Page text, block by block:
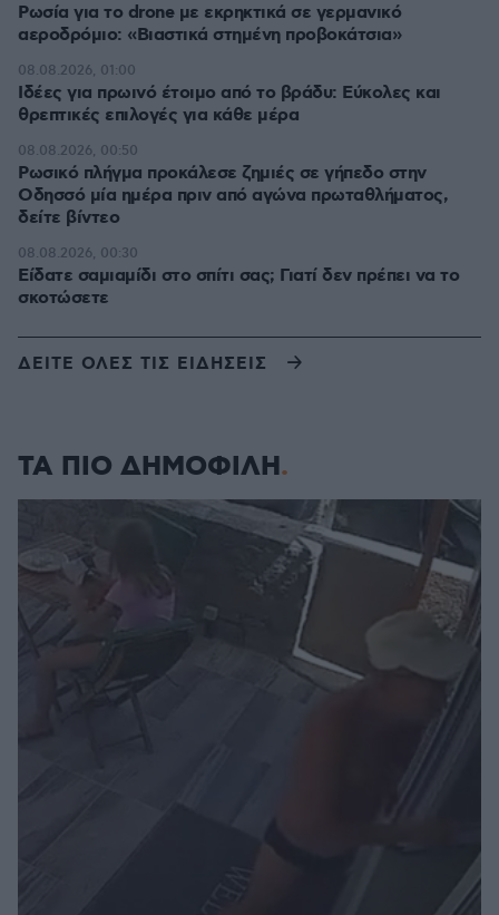
Ρωσία για το drone με εκρηκτικά σε γερμανικό
αεροδρόμιο: «Βιαστικά στημένη προβοκάτσια»
Ιδέες για πρωινό έτοιμο από το βράδυ: Εύκολες και
θρεπτικές επιλογές για κάθε μέρα
08.08.2026, 01:00
Ρωσικό πλήγμα προκάλεσε ζημιές σε γήπεδο στην
Οδησσό μία ημέρα πριν από αγώνα πρωταθλήματος,
δείτε βίντεο
08.08.2026, 00:50
Είδατε σαμιαμίδι στο σπίτι σας; Γιατί δεν πρέπει να το
σκοτώσετε
08.08.2026, 00:30
ΔΕΙΤΕ ΟΛΕΣ ΤΙΣ ΕΙΔΗΣΕΙΣ
ΤΑ ΠΙΟ ΔΗΜΟΦΙΛΗ